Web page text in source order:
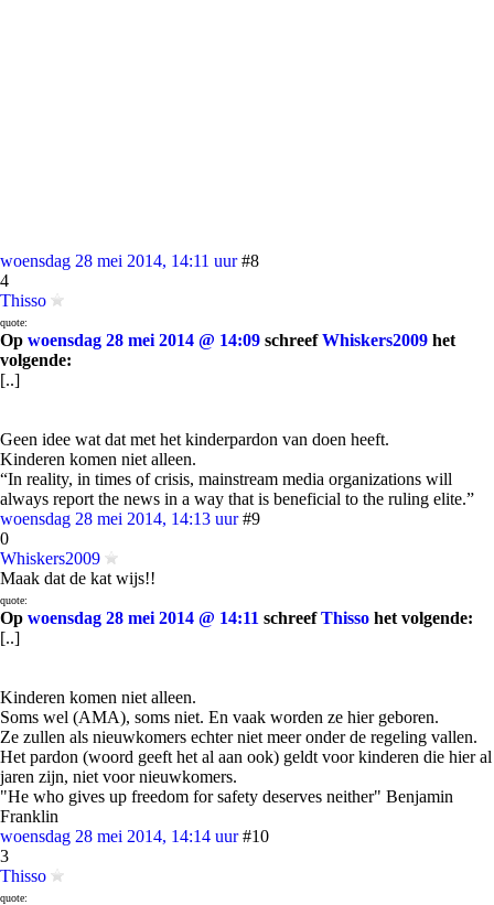
woensdag 28 mei 2014, 14:11 uur #8
4
Thisso
quote:
Op woensdag 28 mei 2014 @ 14:09 schreefWhiskers2009 het
volgende:
[..]
Geen idee wat dat met het kinderpardon van doen heeft.
Kinderen komen niet alleen.
“In reality, in times of crisis, mainstream media organizations will
always report the news in a way that is beneficial to the ruling elite.”
woensdag 28 mei 2014, 14:13 uur #9
0
Whiskers2009
Maak dat de kat wijs!!
quote:
Op woensdag 28 mei 2014 @ 14:11 schreefThisso het volgende:
[..]
Kinderen komen niet alleen.
Soms wel (AMA), soms niet. En vaak worden ze hier geboren.
Ze zullen als nieuwkomers echter niet meer onder de regeling vallen.
Het pardon (woord geeft het al aan ook) geldt voor kinderen die hier al
jaren zijn, niet voor nieuwkomers.
"He who gives up freedom for safety deserves neither" Benjamin
Franklin
woensdag 28 mei 2014, 14:14 uur #10
3
Thisso
quote: